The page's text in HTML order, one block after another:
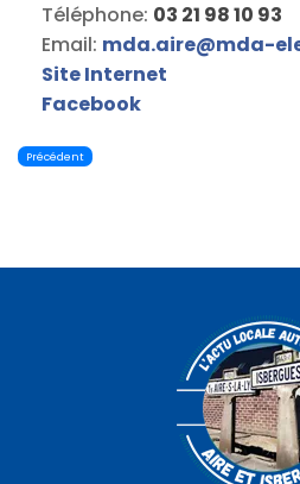
Téléphone: 03 21 98 10 93
Email: mda.aire@mda-
Site Internet
Facebook
Précédent